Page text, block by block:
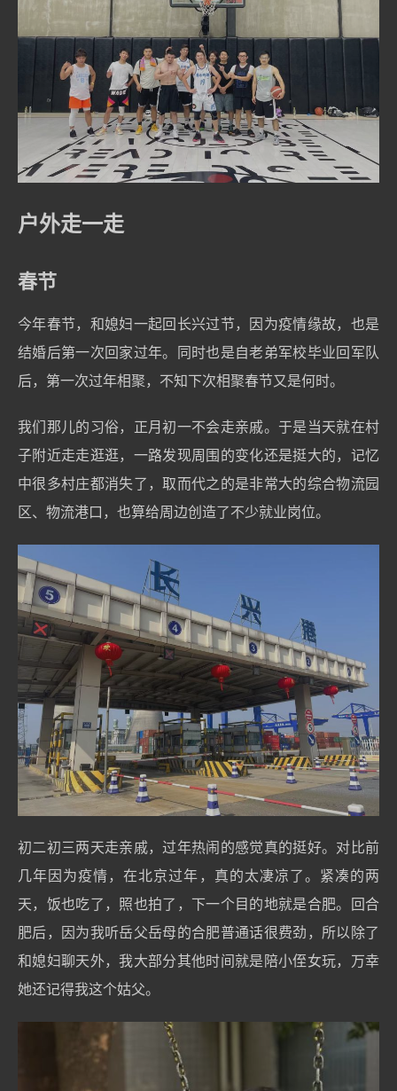
户外走一走
春节
今年春节，和媳妇一起回长兴过节，因为疫情缘故，也是
结婚后第一次回家过年。同时也是自老弟军校毕业回军队
后，第一次过年相聚，不知下次相聚春节又是何时。
我们那儿的习俗，正月初一不会走亲戚。于是当天就在村
子附近走走逛逛，一路发现周围的变化还是挺大的，记忆
中很多村庄都消失了，取而代之的是非常大的综合物流园
区、物流港口，也算给周边创造了不少就业岗位。
初二初三两天走亲戚，过年热闹的感觉真的挺好。对比前
几年因为疫情，在北京过年，真的太凄凉了。紧凑的两
天，饭也吃了，照也拍了，下一个目的地就是合肥。回合
肥后，因为我听岳父岳母的合肥普通话很费劲，所以除了
和媳妇聊天外，我大部分其他时间就是陪小侄女玩，万幸
她还记得我这个姑父。